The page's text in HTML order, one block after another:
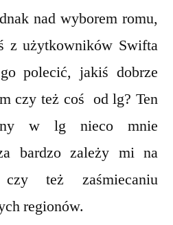
nad wyborem romu,
z użytkowników Swifta
polecić, jakiś dobrze
czy też coś od lg? Ten
w lg nieco mnie
bardzo zależy mi na
też zaśmiecaniu
regionów.